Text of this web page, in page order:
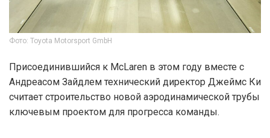
Фото: Toyota Motorsport GmbH
Присоединившийся к McLaren в этом году вместе с
Андреасом Зайдлем технический директор Джеймс Ки
считает строительство новой аэродинамической трубы
ключевым проектом для прогресса команды.